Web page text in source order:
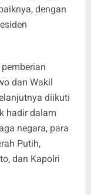
dengan
dan Wakil
diikuti
hadir dalam
negara, para
Putih,
dan Kapolri